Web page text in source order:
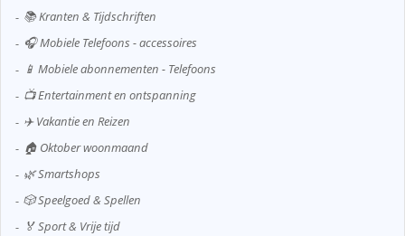
📚 Kranten & Tijdschriften
🎧 Mobiele Telefoons - accessoires
📱 Mobiele abonnementen - Telefoons
📺 Entertainment en ontspanning
✈️ Vakantie en Reizen
🏠 Oktober woonmaand
🌿 Smartshops
🎲 Speelgoed & Spellen
🏅 Sport & Vrije tijd